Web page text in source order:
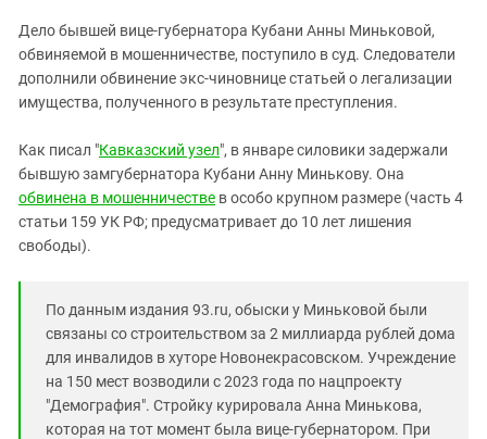
КАВКАЗ ЗА ПАЛЕСТИНУ
ИНАКОМЫСЛИЕ В ЧЕЧНЕ
ПРЕСЛЕДОВАНИЕ АКТИВИСТОВ
МОБИЛИЗАЦИЯ И ПРОТЕСТЫ
Ингушетия
Кабардино-Балкария
Карачаево-Черкесия
Краснодарский край
Нагорный Карабах
Российская Федерация
Северная Осетия - Алания
СКФО
Ставропольский край
Чечня
Дело бывшей вице-губернатора Кубани Анны Миньковой,
обвиняемой в мошенничестве, поступило в суд. Следователи
дополнили обвинение экс-чиновнице статьей о легализации
имущества, полученного в результате преступления.
Как писал "Кавказский узел", в январе силовики задержали
бывшую замгубернатора Кубани Анну Минькову. Она
обвинена в мошенничестве в особо крупном размере (часть 4
статьи 159 УК РФ; предусматривает до 10 лет лишения
свободы).
По данным издания 93.ru, обыски у Миньковой были
связаны со строительством за 2 миллиарда рублей дома
для инвалидов в хуторе Новонекрасовском. Учреждение
на 150 мест возводили с 2023 года по нацпроекту
"Демография". Стройку курировала Анна Минькова,
которая на тот момент была вице-губернатором. При